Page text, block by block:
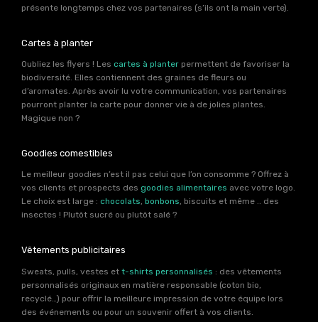
présente longtemps chez vos partenaires (s’ils ont la main verte).
Cartes à planter
Oubliez les flyers ! Les cartes à planter permettent de favoriser la
biodiversité. Elles contiennent des graines de fleurs ou
d’aromates. Après avoir lu votre communication, vos partenaires
pourront planter la carte pour donner vie à de jolies plantes.
Magique non ?
Goodies comestibles
Le meilleur goodies n’est il pas celui que l’on consomme ? Offrez à
vos clients et prospects des goodies alimentaires avec votre logo.
Le choix est large : chocolats, bonbons, biscuits et même .. des
insectes ! Plutôt sucré ou plutôt salé ?
Vêtements publicitaires
Sweats, pulls, vestes et t-shirts personnalisés : des vêtements
personnalisés originaux en matière responsable (coton bio,
recyclé…) pour offrir la meilleure impression de votre équipe lors
des événements ou pour un souvenir offert à vos clients.